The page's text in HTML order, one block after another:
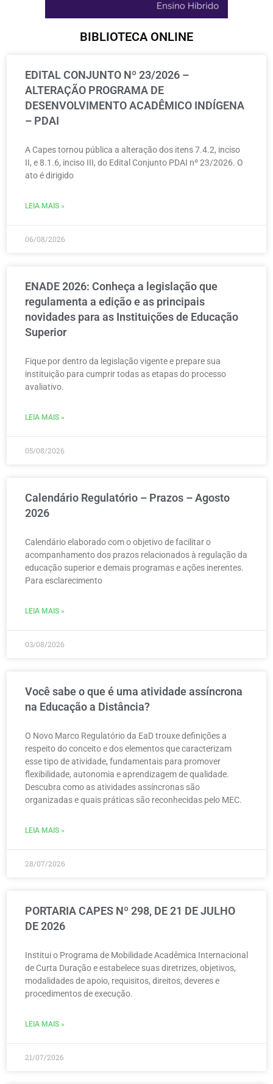
BIBLIOTECA ONLINE
EDITAL CONJUNTO Nº 23/2026 –
ALTERAÇÃO PROGRAMA DE
DESENVOLVIMENTO ACADÊMICO INDÍGENA
– PDAI
A Capes tornou pública a alteração dos itens 7.4.2, inciso
II, e 8.1.6, inciso III, do Edital Conjunto PDAI nº 23/2026. O
ato é dirigido
LEIA MAIS »
06/08/2026
ENADE 2026: Conheça a legislação que
regulamenta a edição e as principais
novidades para as Instituições de Educação
Superior
Fique por dentro da legislação vigente e prepare sua
instituição para cumprir todas as etapas do processo
avaliativo.
LEIA MAIS »
05/08/2026
Calendário Regulatório – Prazos – Agosto
2026
Calendário elaborado com o objetivo de facilitar o
acompanhamento dos prazos relacionados à regulação da
educação superior e demais programas e ações inerentes.
Para esclarecimento
LEIA MAIS »
03/08/2026
Você sabe o que é uma atividade assíncrona
na Educação a Distância?
O Novo Marco Regulatório da EaD trouxe definições a
respeito do conceito e dos elementos que caracterizam
esse tipo de atividade, fundamentais para promover
flexibilidade, autonomia e aprendizagem de qualidade.
Descubra como as atividades assíncronas são
organizadas e quais práticas são reconhecidas pelo MEC.
LEIA MAIS »
28/07/2026
PORTARIA CAPES Nº 298, DE 21 DE JULHO
DE 2026
Institui o Programa de Mobilidade Acadêmica Internacional
de Curta Duração e estabelece suas diretrizes, objetivos,
modalidades de apoio, requisitos, direitos, deveres e
procedimentos de execução.
LEIA MAIS »
21/07/2026